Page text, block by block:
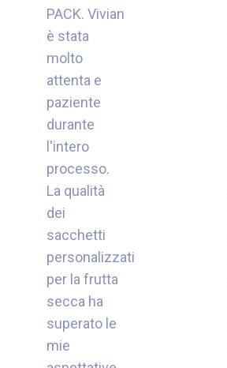
PACK. Vivian
è stata
molto
attenta e
paziente
durante
l'intero
processo.
La qualità
dei
sacchetti
personalizzati
per la frutta
secca ha
superato le
mie